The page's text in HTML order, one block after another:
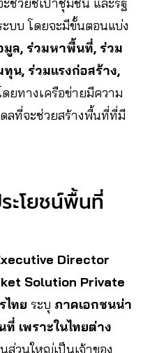
ช่วยชี้เป้าชุมชน และรัฐ
บบ โดยจะมีขั้นตอนแบ่ง
ล, ร่วมหาพื้นที่, ร่วม
น, ร่วมแรงก่อสร้าง,
ดยทางเครือข่ายมีความ
ลที่จะช่วยสร้างพื้นที่ที่มี
ะโยชน์พื้นที่
Director
Solution Private
ไทย ระบุ ภาคเอกชนน่า
เพราะในไทยต่าง
ส่วนใหญ่เป็นเจ้าของ